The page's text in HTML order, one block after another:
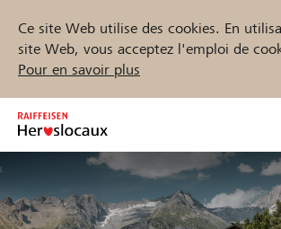
Ce site Web utilise des cookies. En
site Web, vous acceptez l'emploi de
Pour en savoir plus
Inhalt
springen
Démarrez maintenant